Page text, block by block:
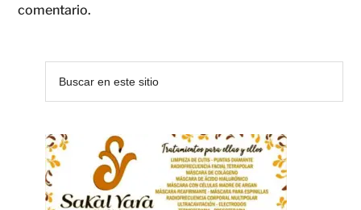
comentario.